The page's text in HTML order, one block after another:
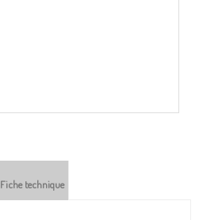
Fiche technique